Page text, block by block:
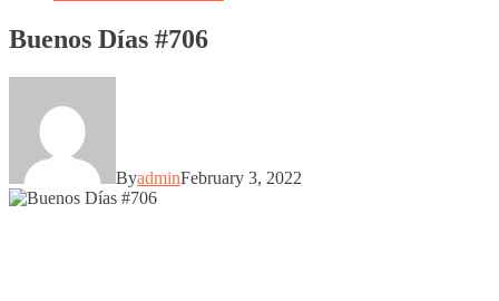
Buenos Días #706
ByadminFebruary 3, 2022